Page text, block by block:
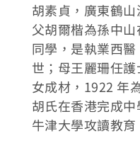
胡素貞，廣東鶴
父胡爾楷為孫中
同學，是執業西
世；母王麗珊任
女成材，1922 年
胡氏在香港完成
牛津大學攻讀教育